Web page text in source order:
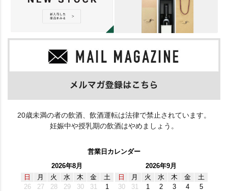
20歳未満の者の飲酒、飲酒運転は法律で禁止されています。
妊娠中や授乳期の飲酒はやめましょう。
営業日カレンダー
2026年8月
日
月 火 水 木 金
土
26
27 28 29 30 31
1
2026年9月
日
月 火 水 木 金
土
30
31 1 2 3 4
5